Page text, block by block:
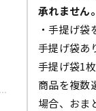
承れません。
・手提げ
手提げ袋あ
手提げ袋1
商品を複数
場合、おま